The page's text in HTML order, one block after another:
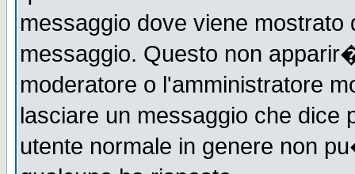
messaggio dove viene mostrato
messaggio. Questo non
moderatore o l'amministratore
lasciare un messaggio che
utente normale in genere non